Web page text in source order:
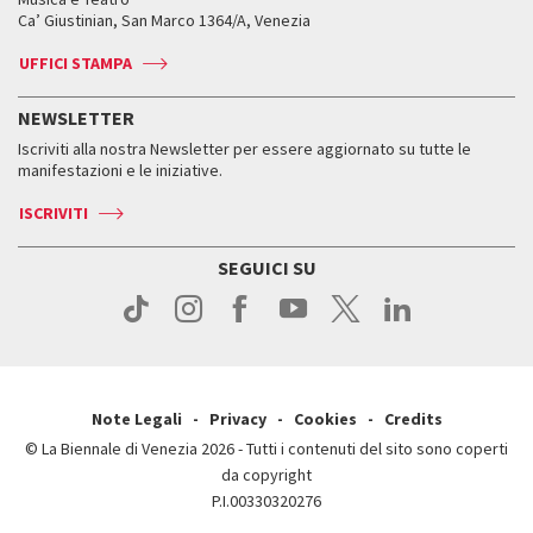
Come raggiungerci
Press
Orari e sedi
Accrediti
Come raggiungerci
Biglietti
Accrediti
Come raggiungerci
Contatti
Press
Come raggiungerci
Press
Leone d’argento
Edizioni passate
Orari e sedi
Biglietti
Servizi al pubblico
Come raggiungerci
Contatti
Biennale College ASAC
ASAC DATI
Storia
Orari e sedi
Ca’ Giustinian, San Marco 1364/A, Venezia
UFFICI STAMPA
NEWSLETTER
Iscriviti alla nostra Newsletter per essere aggiornato su tutte le
manifestazioni e le iniziative.
ISCRIVITI
SEGUICI SU
Note Legali Privacy Cookies
Credits
© La Biennale di Venezia 2026 - Tutti i contenuti del sito sono coperti
da copyright
P.I.00330320276